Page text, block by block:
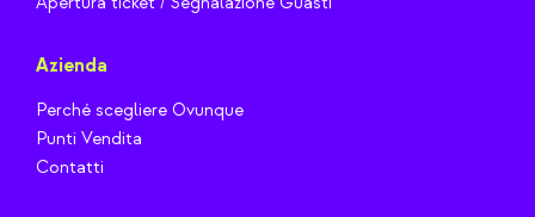
Azienda
Perché scegliere Ovunque
Punti Vendita
Contatti